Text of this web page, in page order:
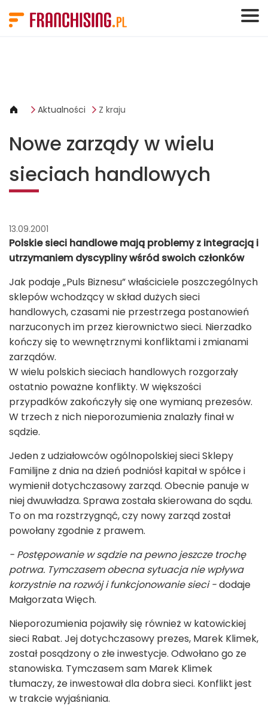
Aktualności Z kraju
Nowe zarządy w wielu
sieciach handlowych
13.09.2001
Polskie sieci handlowe mają problemy z integracją i
utrzymaniem dyscypliny wśród swoich członków
Jak podaje „Puls Biznesu” właściciele poszczególnych
sklepów wchodzący w skład dużych sieci
handlowych, czasami nie przestrzega postanowień
narzuconych im przez kierownictwo sieci. Nierzadko
kończy się to wewnętrznymi konfliktami i zmianami
zarządów.
W wielu polskich sieciach handlowych rozgorzały
ostatnio poważne konflikty. W większości
przypadków zakończyły się one wymianą prezesów.
W trzech z nich nieporozumienia znalazły finał w
sądzie.
Jeden z udziałowców ogólnopolskiej sieci Sklepy
Familijne z dnia na dzień podniósł kapitał w spółce i
wymienił dotychczasowy zarząd. Obecnie panuje w
niej dwuwładza. Sprawa została skierowana do sądu.
To on ma rozstrzygnąć, czy nowy zarząd został
powołany zgodnie z prawem.
- Postępowanie w sądzie na pewno jeszcze trochę
potrwa. Tymczasem obecna sytuacja nie wpływa
korzystnie na rozwój i funkcjonowanie sieci -dodaje
Małgorzata Więch.
Nieporozumienia pojawiły się również w katowickiej
sieci Rabat. Jej dotychczasowy prezes, Marek Klimek,
został posądzony o złe inwestycje. Odwołano go ze
stanowiska. Tymczasem sam Marek Klimek
tłumaczy, że inwestował dla dobra sieci. Konflikt jest
w trakcie wyjaśniania.